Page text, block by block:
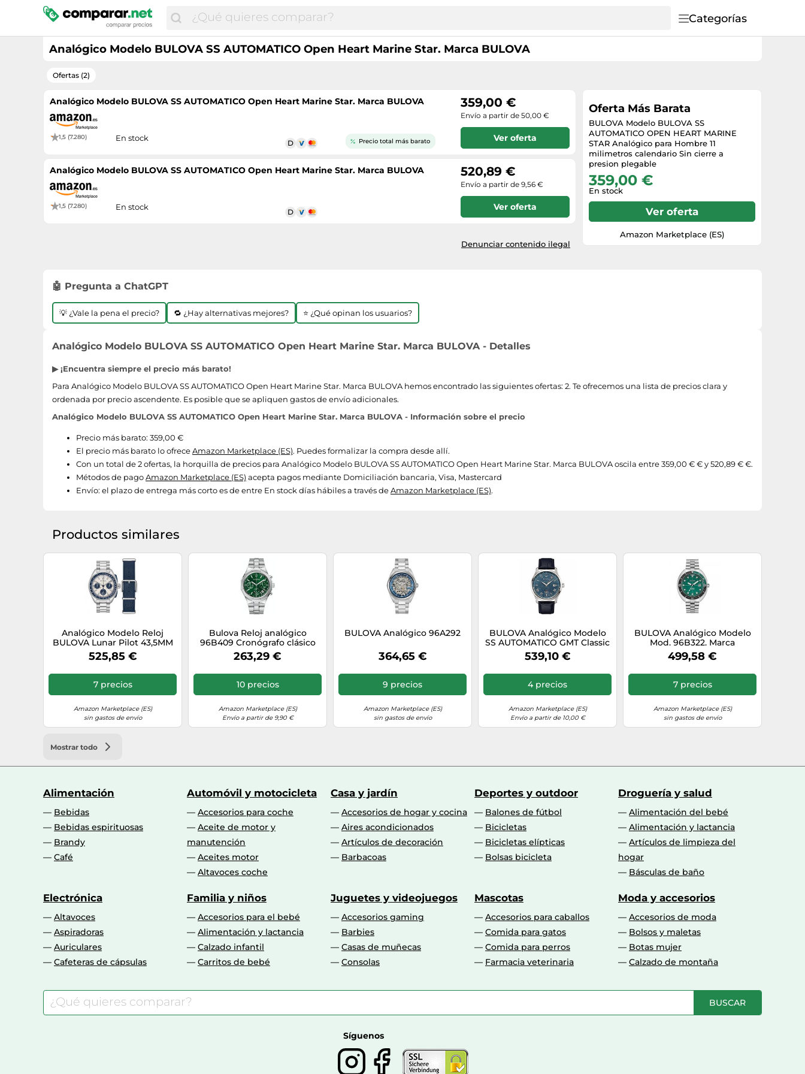
Categorías
Analógico Modelo BULOVA SS AUTOMATICO Open Heart Marine Star. Marca BULOVA
Ofertas (2)
Analógico Modelo BULOVA SS AUTOMATICO Open Heart Marine Star. Marca BULOVA
1,5 (7.280)
Precio total más barato
En stock
359,00 €
Envío a partir de 50,00 €
Ver oferta
Analógico Modelo BULOVA SS AUTOMATICO Open Heart Marine Star. Marca BULOVA
1,5 (7.280) En stock
520,89 €
Envío a partir de 9,56 €
Ver oferta
Denunciar contenido ilegal
Oferta Más Barata
BULOVA Modelo BULOVA SS
AUTOMATICO OPEN HEART MARINE
STAR Analógico para Hombre 11
milimetros calendario Sin cierre a
presion plegable
359,00 €
En stock
Ver oferta
Amazon Marketplace (ES)
🤖 Pregunta a ChatGPT
💡 ¿Vale la pena el precio? 🔁 ¿Hay alternativas mejores? ⭐ ¿Qué opinan los usuarios?
Analógico Modelo BULOVA SS AUTOMATICO Open Heart Marine Star. Marca BULOVA - Detalles
▶ ¡Encuentra siempre el precio más barato!
Para Analógico Modelo BULOVA SS AUTOMATICO Open Heart Marine Star. Marca BULOVA hemos encontrado las siguientes ofertas: 2. Te ofrecemos una lista de precios clara y
ordenada por precio ascendente. Es posible que se apliquen gastos de envío adicionales.
Analógico Modelo BULOVA SS AUTOMATICO Open Heart Marine Star. Marca BULOVA - Información sobre el precio
Precio más barato: 359,00 €
El precio más barato lo ofreceAmazon Marketplace (ES). Puedes formalizar la compra desde allí.
Con un total de 2 ofertas, la horquilla de precios para Analógico Modelo BULOVA SS AUTOMATICO Open Heart Marine Star. Marca BULOVA oscila entre 359,00 € € y 520,89 € €.
Métodos de pagoAmazon Marketplace (ES) acepta pagos mediante Domiciliación bancaria, Visa, Mastercard
Envío: el plazo de entrega más corto es de entre En stock días hábiles a través deAmazon Marketplace (ES).
Productos similares
Analógico Modelo Reloj
BULOVA Lunar Pilot 43,5MM
98K112. Marca BULOVA
525,85 €
7 precios
Amazon Marketplace (ES)
sin gastos de envío
Bulova Reloj analógico
96B409 Cronógrafo clásico
44 mm 10 ATM para hombre
263,29 €
10 precios
Amazon Marketplace (ES)
Envío a partir de 9,90 €
BULOVA Analógico 96A292
364,65 €
9 precios
Amazon Marketplace (ES)
sin gastos de envío
BULOVA Analógico Modelo
SS AUTOMATICO GMT Classic
Wilton. Marca
539,10 €
4 precios
Amazon Marketplace (ES)
Envío a partir de 10,00 €
BULOVA Analógico Modelo
Mod. 96B322. Marca
499,58 €
7 precios
Amazon Marketplace (ES)
sin gastos de envío
Mostrar todo
Alimentación
Bebidas
Bebidas espirituosas
Brandy
Café
Automóvil y motocicleta
Accesorios para coche
Aceite de motor y
manutención
Aceites motor
Altavoces coche
Casa y jardín
Accesorios de hogar y cocina
Aires acondicionados
Artículos de decoración
Barbacoas
Deportes y outdoor
Balones de fútbol
Bicicletas
Bicicletas elípticas
Bolsas bicicleta
Droguería y salud
Alimentación del bebé
Alimentación y lactancia
Artículos de limpieza del
hogar
Básculas de baño
Electrónica
Altavoces
Aspiradoras
Auriculares
Cafeteras de cápsulas
Familia y niños
Accesorios para el bebé
Alimentación y lactancia
Calzado infantil
Carritos de bebé
Juguetes y videojuegos
Accesorios gaming
Barbies
Casas de muñecas
Consolas
Mascotas
Accesorios para caballos
Comida para gatos
Comida para perros
Farmacia veterinaria
Moda y accesorios
Accesorios de moda
Bolsos y maletas
Botas mujer
Calzado de montaña
BUSCAR
Síguenos